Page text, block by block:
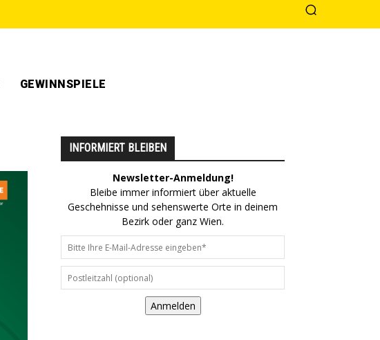
GEWINNSPIELE
INFORMIERT BLEIBEN
Newsletter-Anmeldung!
Bleibe immer informiert über aktuelle
Geschehnisse und sehenswerte Orte in deinem
Bezirk oder ganz Wien.
Anmelden